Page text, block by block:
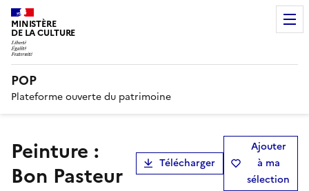
MINISTÈRE
DE LA CULTURE
POP
Plateforme ouverte du patrimoine
Peinture :
Bon Pasteur
Télécharger
Ajouter
à ma
sélection